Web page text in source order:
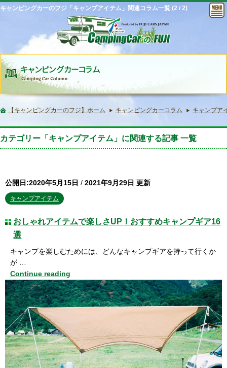
キャンピングカーのフジ「キャンプアイテム」関連コラム一覧 (2 / 2)
【キャンピングカーのフジ】ホーム キャンピングカーコラム キャンプア
カテゴリー「キャンプアイテム」に関連する記事 一覧
公開日:2020年5月15日 / 2021年9月29日 更新
キャンプアイテム
おしゃれアイテムで楽しさUP！おすすめキャンプギア16
選
キャンプを楽しむためには、どんなキャンプギアを持って行くか
が …
Continue reading